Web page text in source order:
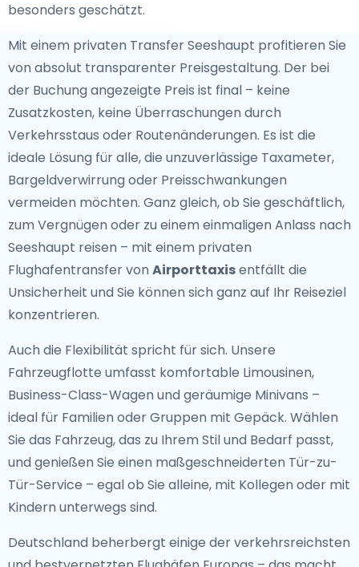
besonders geschätzt.
Mit einem privaten Transfer Seeshaupt profitieren Sie
von absolut transparenter Preisgestaltung. Der bei
der Buchung angezeigte Preis ist final – keine
Zusatzkosten, keine Überraschungen durch
Verkehrsstaus oder Routenänderungen. Es ist die
ideale Lösung für alle, die unzuverlässige Taxameter,
Bargeldverwirrung oder Preisschwankungen
vermeiden möchten. Ganz gleich, ob Sie geschäftlich,
zum Vergnügen oder zu einem einmaligen Anlass nach
Seeshaupt reisen – mit einem privaten
Flughafentransfer von Airporttaxisentfällt die
Unsicherheit und Sie können sich ganz auf Ihr Reiseziel
konzentrieren.
Auch die Flexibilität spricht für sich. Unsere
Fahrzeugflotte umfasst komfortable Limousinen,
Business-Class-Wagen und geräumige Minivans –
ideal für Familien oder Gruppen mit Gepäck. Wählen
Sie das Fahrzeug, das zu Ihrem Stil und Bedarf passt,
und genießen Sie einen maßgeschneiderten Tür-zu-
Tür-Service – egal ob Sie alleine, mit Kollegen oder mit
Kindern unterwegs sind.
Deutschland beherbergt einige der verkehrsreichsten